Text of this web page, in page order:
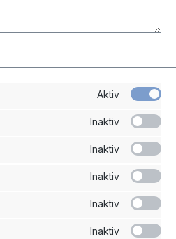
Aktiv
Inaktiv
Inaktiv
Inaktiv
Inaktiv
Inaktiv